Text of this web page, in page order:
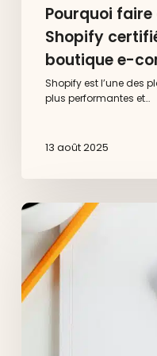
Pourquoi
Shopify
boutique e-
Shopify est l’une des
plus performantes et…
13 août 2025
Agence
lyonnaise
certifiée
Shopify
Plus
Partner